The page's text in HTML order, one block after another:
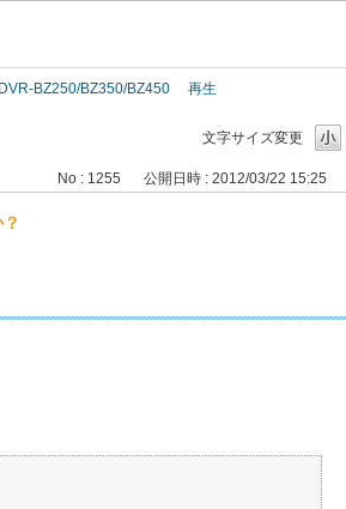
DVR-BZ250/BZ350/BZ450
再生
文字サイズ変更
No : 1255 公開日時 : 2012/03/22 15:25